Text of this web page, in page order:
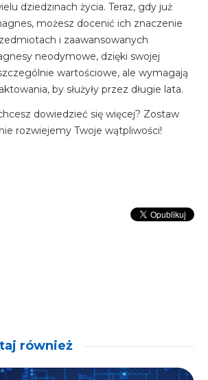
dziedzinach życia. Teraz, gdy już
możesz docenić ich znaczenie
i zaawansowanych
neodymowe, dzięki swojej
wartościowe, ale wymagają
by służyły przez długie lata.
dowiedzieć się więcej? Zostaw
rozwiejemy Twoje wątpliwości!
również